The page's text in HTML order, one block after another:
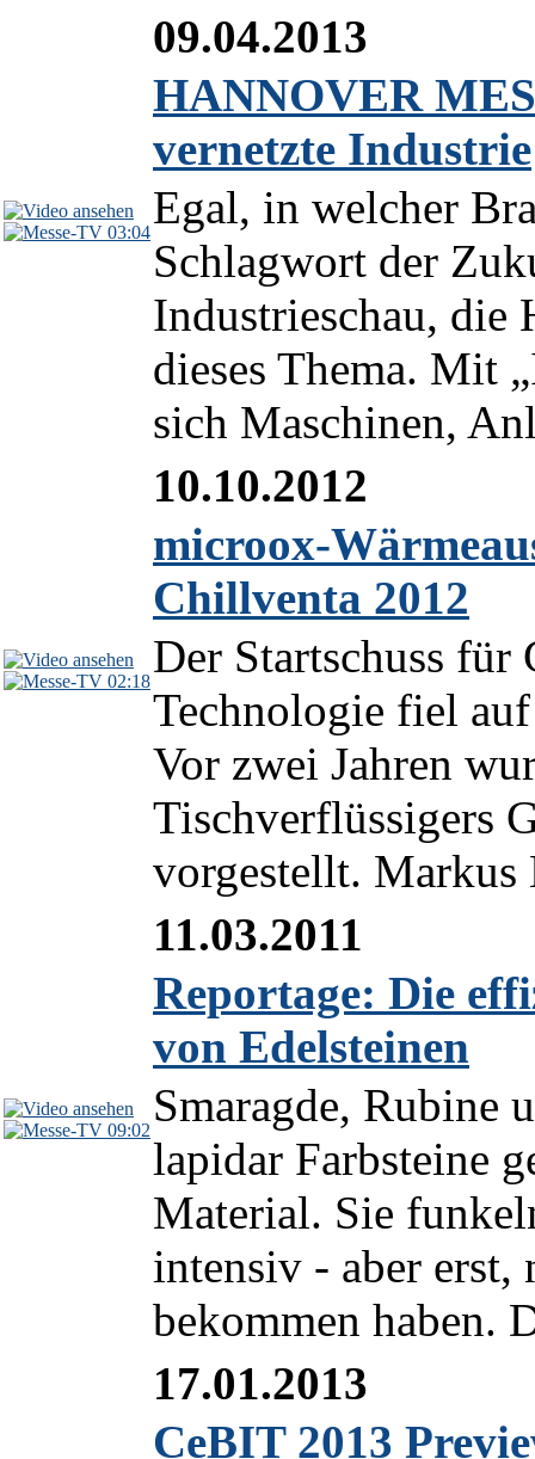
03:04
09.04.2013
HANNOVER
vernetzte Industrie
Egal, in welcher
Schlagwort der
Industrieschau, die
dieses Thema. Mit
sich Maschinen,
02:18
10.10.2012
microox-
Chillventa 2012
Der Startschuss
Technologie fiel
Vor zwei Jahren
Tischverflüssigers
vorgestellt.
09:02
11.03.2011
Reportage: Die
von Edelsteinen
Smaragde, Rubine
lapidar Farbsteine
Material. Sie
intensiv - aber erst,
bekommen haben.
17.01.2013
CeBIT 2013